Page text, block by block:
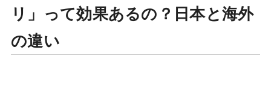
リ」って効果あるの？日本と海外
の違い